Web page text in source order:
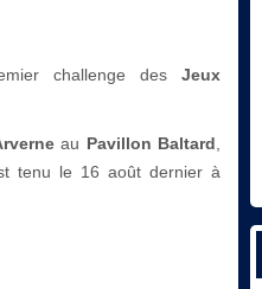
challenge des Jeux
au Pavillon Baltard
tenu le 16 août dernier à